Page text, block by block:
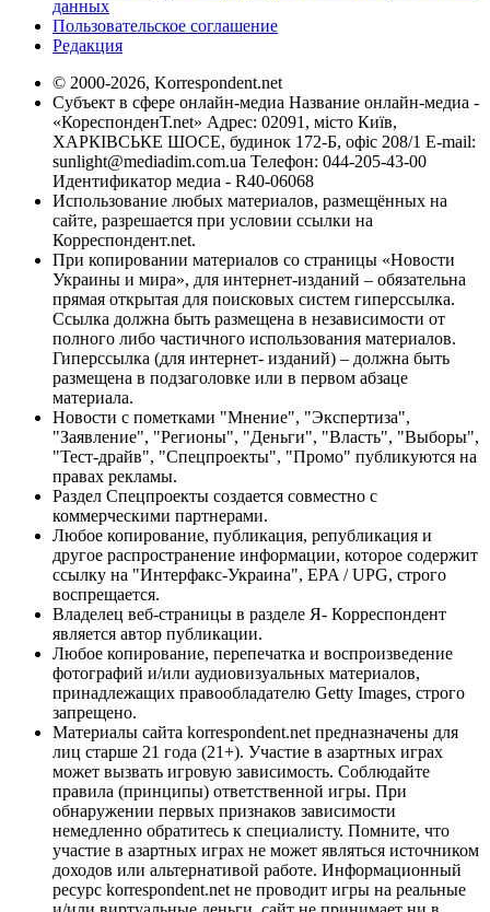
данных
Пользовательское соглашение
Редакция
© 2000-2026, Korrespondent.net
Субъект в сфере онлайн-медиа Название онлайн-медиа -
«КореспонденТ.net» Адрес: 02091, місто Київ,
ХАРКІВСЬКЕ ШОСЕ, будинок 172-Б, офіс 208/1 E-mail:
sunlight@mediadim.com.ua Телефон: 044-205-43-00
Идентификатор медиа - R40-06068
Использование любых материалов, размещённых на
сайте, разрешается при условии ссылки на
Корреспондент.net.
При копировании материалов со страницы «Новости
Украины и мира», для интернет-изданий – обязательна
прямая открытая для поисковых систем гиперссылка.
Ссылка должна быть размещена в независимости от
полного либо частичного использования материалов.
Гиперссылка (для интернет- изданий) – должна быть
размещена в подзаголовке или в первом абзаце
материала.
Новости с пометками "Мнение", "Экспертиза",
"Заявление", "Регионы", "Деньги", "Власть", "Выборы",
"Тест-драйв", "Спецпроекты", "Промо" публикуются на
правах рекламы.
Раздел Спецпроекты создается совместно с
коммерческими партнерами.
Любое копирование, публикация, републикация и
другое распространение информации, которое содержит
ссылку на "Интерфакс-Украина", EPA / UPG, строго
воспрещается.
Владелец веб-страницы в разделе Я- Корреспондент
является автор публикации.
Любое копирование, перепечатка и воспроизведение
фотографий и/или аудиовизуальных материалов,
принадлежащих правообладателю Getty Images, строго
запрещено.
Материалы сайта korrespondent.net предназначены для
лиц старше 21 года (21+). Участие в азартных играх
может вызвать игровую зависимость. Соблюдайте
правила (принципы) ответственной игры. При
обнаружении первых признаков зависимости
немедленно обратитесь к специалисту. Помните, что
участие в азартных играх не может являться источником
доходов или альтернативой работе. Информационный
ресурс korrespondent.net не проводит игры на реальные